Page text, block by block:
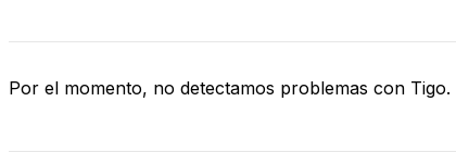
Por el momento, no detectamos problemas con Tigo.